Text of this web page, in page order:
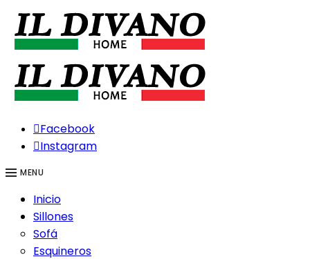
Facebook
Instagram
MENU
Inicio
Sillones
Sofá
Esquineros